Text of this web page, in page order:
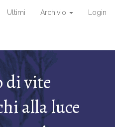
Ultimi Archivio Login
di vite
alla luce